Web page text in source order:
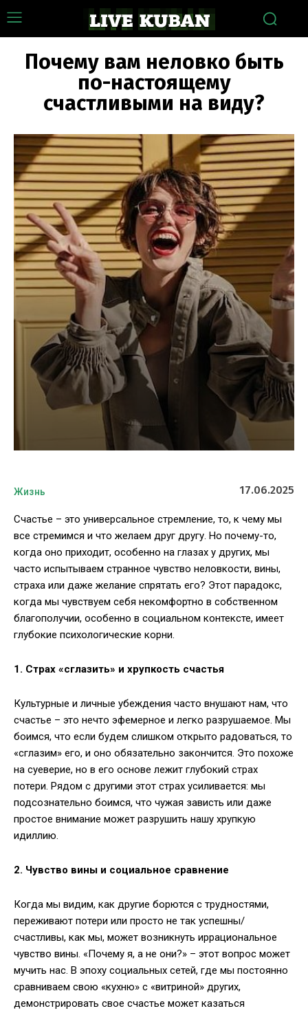
Почему вам неловко быть
по-настоящему
счастливыми на виду?
Жизнь 17.06.2025
Счастье – это универсальное стремление, то, к чему мы
все стремимся и что желаем друг другу. Но почему-то,
когда оно приходит, особенно на глазах у других, мы
часто испытываем странное чувство неловкости, вины,
страха или даже желание спрятать его? Этот парадокс,
когда мы чувствуем себя некомфортно в собственном
благополучии, особенно в социальном контексте, имеет
глубокие психологические корни.
1. Страх «сглазить» и хрупкость счастья
Культурные и личные убеждения часто внушают нам, что
счастье – это нечто эфемерное и легко разрушаемое. Мы
боимся, что если будем слишком открыто радоваться, то
«сглазим» его, и оно обязательно закончится. Это похоже
на суеверие, но в его основе лежит глубокий страх
потери. Рядом с другими этот страх усиливается: мы
подсознательно боимся, что чужая зависть или даже
простое внимание может разрушить нашу хрупкую
идиллию.
2. Чувство вины и социальное сравнение
Когда мы видим, как другие борются с трудностями,
переживают потери или просто не так успешны/
счастливы, как мы, может возникнуть иррациональное
чувство вины. «Почему я, а не они?» – этот вопрос может
мучить нас. В эпоху социальных сетей, где мы постоянно
сравниваем свою «кухню» с «витриной» других,
демонстрировать свое счастье может казаться